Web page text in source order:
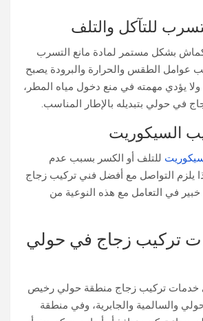
للتآكل والتلف
بشكل مستمر لمادة مانع التسرب
عوامل الطقس والحرارة والبرودة يصبح
يؤدي مهمته في منع دخول مياه المطر،
في حولي بتبديله بالإطار المناسب.
السيكوريت
للتلف أو الكسر بسبب عدم
يلزم التواصل مع أفضل فني تركيب زجاج
في التعامل مع هذه النوعية من
تركيب زجاج في حولي
خدمات تركيب زجاج منطقة حولي​ رخيص
والسالمية والجابرية، وفي منطقة